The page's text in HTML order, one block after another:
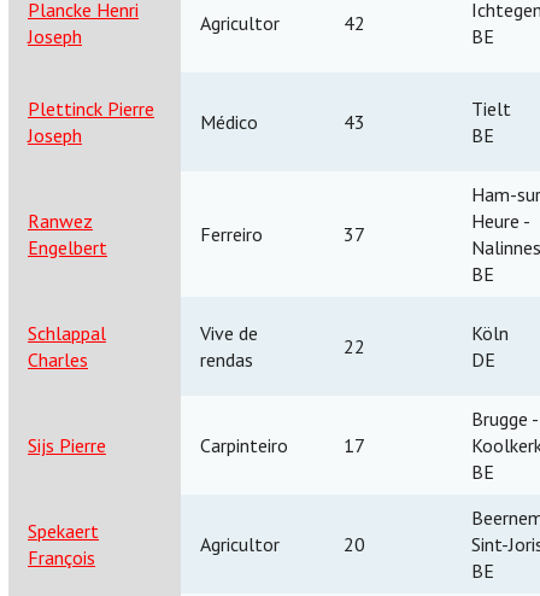
Plancke Henri
Joseph
Agricultor 42
BE
Plettinck Pierre
Joseph
Médico 43
Tielt
BE
Ranwez
Engelbert
Ferreiro 37
Ham-
Heure -
Nalinnes
BE
Schlappal
Charles
Vive de
rendas
22
Köln
DE
Sijs Pierre Carpinteiro 17
Brugge -
BE
Spekaert
François
Agricultor 20
Sint-
BE